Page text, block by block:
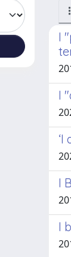
I
I
I
I